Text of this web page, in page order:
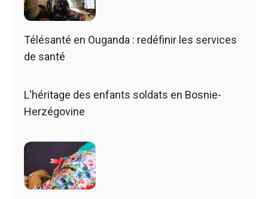
Télésanté en Ouganda : redéfinir les services
de santé
L'héritage des enfants soldats en Bosnie-
Herzégovine